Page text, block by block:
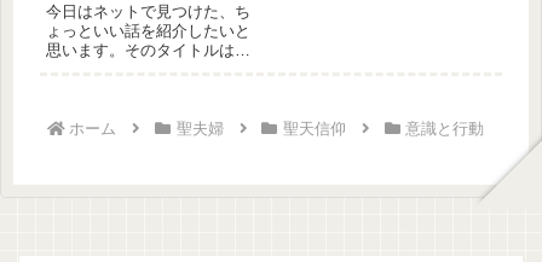
今日はネットで見つけた、ち
ょっといい話を紹介したいと
思います。そのタイトルは
ホーム 聖夫婦 聖天信仰 意識と行動